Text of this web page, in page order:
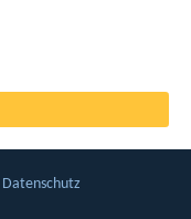
Datenschutz